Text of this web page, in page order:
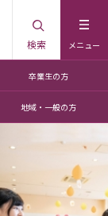
メニュー
検索
卒業生の方
地域・一般の方